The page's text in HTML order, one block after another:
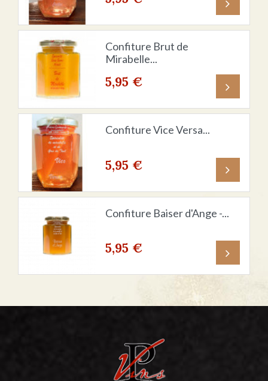
Confiture Brut de
Mirabelle...
Prix
5,95 €
Confiture Vice Versa...
Prix
5,95 €
Confiture Baiser d'Ange -...
Prix
5,95 €